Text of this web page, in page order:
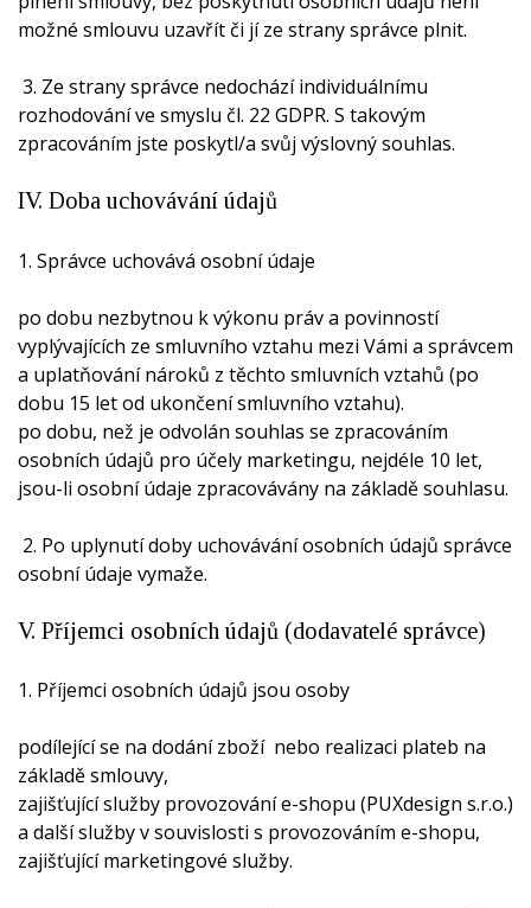
možné smlouvu uzavřít či jí ze strany správce plnit.
3. Ze strany správce nedochází individuálnímu
rozhodování ve smyslu čl. 22 GDPR. S takovým
zpracováním jste poskytl/a svůj výslovný souhlas.
IV. Doba uchovávání údajů
1. Správce uchovává osobní údaje
po dobu nezbytnou k výkonu práv a povinností
vyplývajících ze smluvního vztahu mezi Vámi a správcem
a uplatňování nároků z těchto smluvních vztahů (po
dobu 15 let od ukončení smluvního vztahu).
po dobu, než je odvolán souhlas se zpracováním
osobních údajů pro účely marketingu, nejdéle 10 let,
jsou-li osobní údaje zpracovávány na základě souhlasu.
2. Po uplynutí doby uchovávání osobních údajů správce
osobní údaje vymaže.
V. Příjemci osobních údajů (dodavatelé správce)
1. Příjemci osobních údajů jsou osoby
podílející se na dodání zboží nebo realizaci plateb na
základě smlouvy,
zajišťující služby provozování e-shopu (PUXdesign s.r.o.)
a další služby v souvislosti s provozováním e-shopu,
zajišťující marketingové služby.